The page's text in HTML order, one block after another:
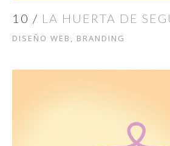
10 / LA HUERTA DE
DISEÑO WEB, BRANDING